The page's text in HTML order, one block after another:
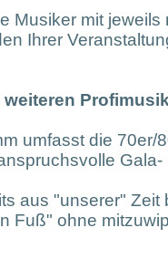
Musiker mit
Ihrer
umfasst die 70er/
aus "unserer" Zeit
Fuß" ohne